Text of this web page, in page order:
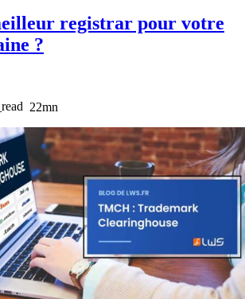
registrar pour votre
?
22mn